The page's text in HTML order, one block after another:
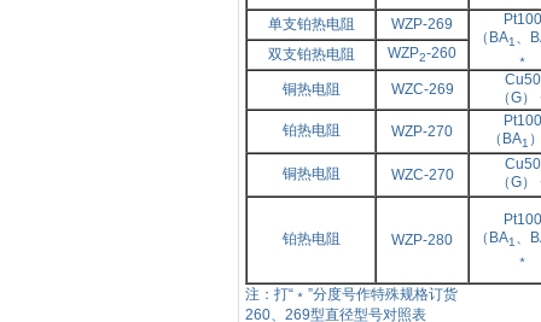
单支铂热电阻 WZP-269
Pt100
（BA1、
﹡
双支铂热电阻 WZP2-260
铜热电阻 WZC-269
Cu50
（G）
铂热电阻
WZP-270
Pt100
（BA1
铜热电阻 WZC-270
Cu50
（G）
铂热电阻 WZP-280
Pt100
（BA1、
﹡
注：打“﹡”分度号作特殊规格订货
260、 269型直径型号对照表